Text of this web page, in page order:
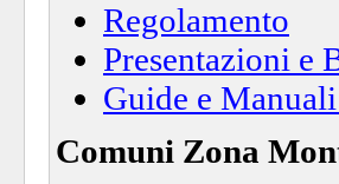
Regolamento
Presentazioni e
Guide e
Comuni Zona